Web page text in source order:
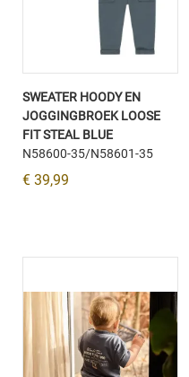
SWEATER HOODY EN
JOGGINGBROEK LOOSE
FIT STEAL BLUE
N58600-35/N58601-35
€ 39,99